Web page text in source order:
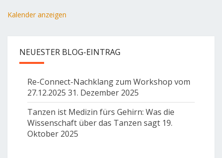
Kalender anzeigen
NEUESTER BLOG-EINTRAG
Re-Connect-Nachklang zum Workshop vom
27.12.2025 31. Dezember 2025
Tanzen ist Medizin fürs Gehirn: Was die
Wissenschaft über das Tanzen sagt 19.
Oktober 2025